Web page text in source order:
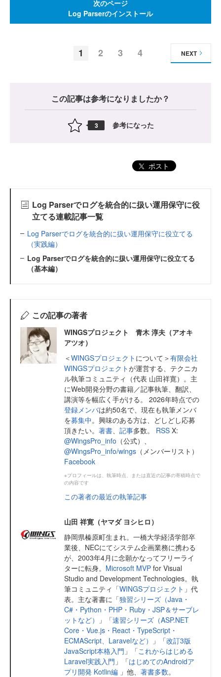
次のページ
Log Parserのインストール
1 2 3 4 NEXT
この記事は参考になりましたか？
3 参考になった
ポスト
Log Parserでログを統合的に扱い運用保守に役
立てる連載記事一覧
Log Parserでログを統合的に扱い運用保守に役立てる
（実践編）
Log Parserでログを統合的に扱い運用保守に役立てる
（基本編）
この記事の著者
WINGSプロジェクト 青木 淳夫（アオキ
アツオ）
＜WINGSプロジェクト について＞有限会社
WINGSプロジェクトが運営する、テクニカ
ル執筆コミュニティ（代表 山田祥寛）。主
にWeb開発分野の書籍／記事執筆、翻訳、
講演等を幅広く手がける。 2026年時点での
登録メンバは約50名で、現在も執筆メンバ
を募集中。興味のある方は、どしどし応募
頂きたい。 著書 記事多数。 RSS X:
@WingsPro_info （公式）、
@WingsPro_info/wings （メンバーリスト）
Facebook
※プロフィールは、執筆時点、または直近の記事の寄稿時点で
の内容です
この著者の最近の執筆記事
山田 祥寛（ヤマダ ヨシヒロ）
静岡県榛原町生まれ。一橋大学経済学部卒
業後、NECにてシステム企画業務に携わる
が、2003年4月に念願かなってフリーライ
ターに転身。 Microsoft MVP for Visual
Studio and Development Technologies。執
筆コミュニティ「WINGSプロジェクト 」代
表。主な著書に「独習シリーズ（Java・
C#・Python・PHP・Ruby・JSP＆サーブレ
ットなど）
」「速習シリーズ（ASP.NET
Core・Vue.js・React・TypeScript・
ECMAScript、Laravelなど）
」「改訂3版
JavaScript本格入門 」「これからはじめる
Laravel実践入門 」「はじめてのAndroidア
プリ開発 Kotlin編 」他、 著書多数。